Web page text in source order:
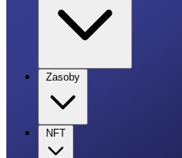
Zasoby
NFT